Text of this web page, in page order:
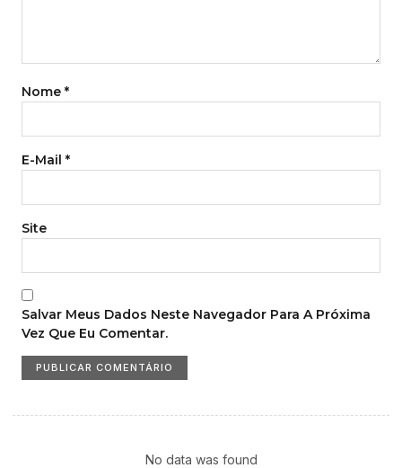
Nome *
E-Mail *
Site
Salvar Meus Dados Neste Navegador Para A Próxima
Vez Que Eu Comentar.
No data was found